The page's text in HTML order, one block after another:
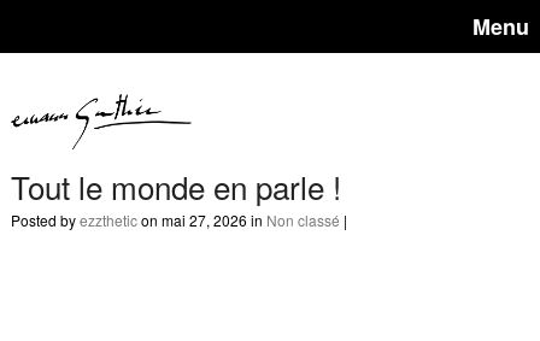
Menu
Tout le monde en parle !
Posted byezztheticon mai 27, 2026 in Non classé |